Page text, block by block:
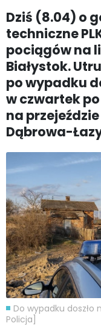
Dziś (8.04) o
techniczne
pociągów na
Białystok.
po wypadku
w czwartek po
na
Dąbrowa-
Do wypadku doszło
Policja]